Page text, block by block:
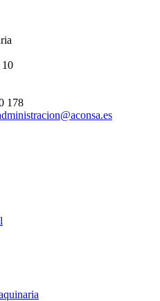
10
178